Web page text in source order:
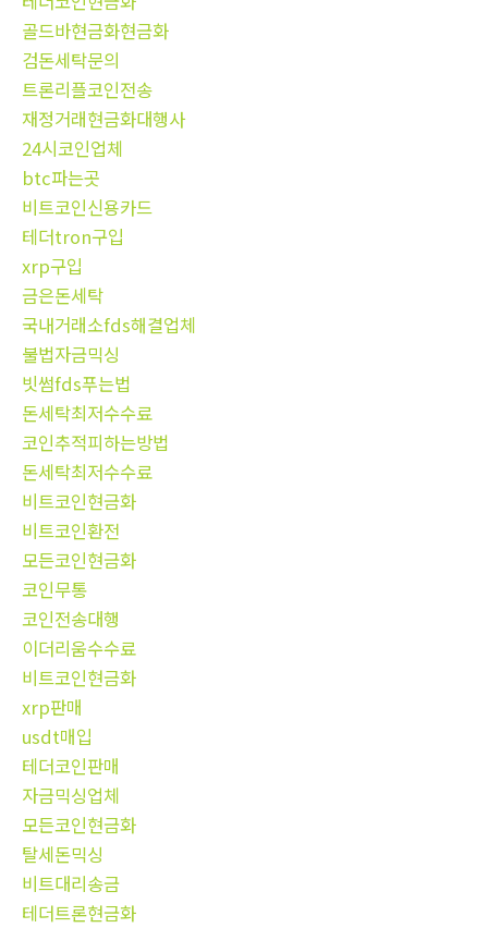
골드바현금화현금화
검돈세탁문의
트론리플코인전송
재정거래현금화대행사
24시코인업체
btc파는곳
비트코인신용카드
테더tron구입
xrp구입
금은돈세탁
국내거래소fds해결업체
불법자금믹싱
빗썸fds푸는법
돈세탁최저수수료
코인추적피하는방법
돈세탁최저수수료
비트코인현금화
비트코인환전
모든코인현금화
코인무통
코인전송대행
이더리움수수료
비트코인현금화
xrp판매
usdt매입
테더코인판매
자금믹싱업체
모든코인현금화
탈세돈믹싱
비트대리송금
테더트론현금화